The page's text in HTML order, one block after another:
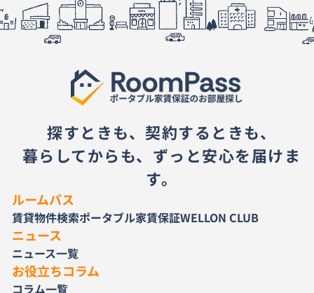
探すときも、契約するときも、
暮らしてからも、ずっと安心を届けま
す。
ルームパス
賃貸物件検索ポータブル家賃保証WELLON CLUB
ニュース
ニュース一覧
お役立ちコラム
コラム一覧